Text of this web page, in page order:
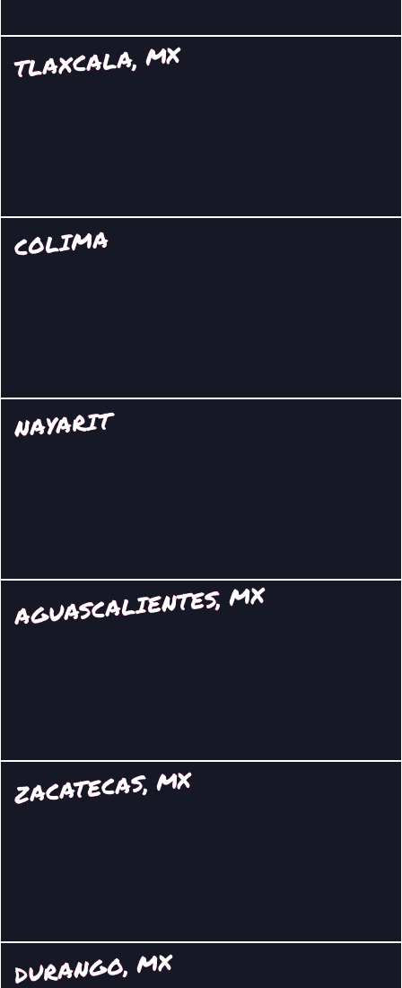
TLAXCALA, MX
COLIMA
NAYARIT
AGUASCALIENTES, MX
ZACATECAS, MX
DURANGO, MX